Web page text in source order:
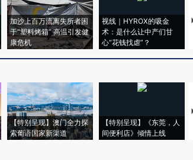
加沙上百万流离失所者困
于“塑料烤箱” 高温引发健
康危机
视线｜HYROX的吸金
术：是什么让中产们甘
心“花钱找虐”？
【特别呈现】澳门全力探
索葡语国家新渠道
【特别呈现】《东莞，人
间便利店》倾情上线